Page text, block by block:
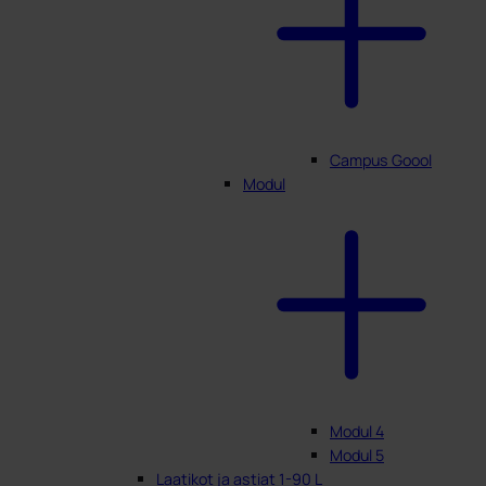
Campus Goool
Modul
Modul 4
Modul 5
Laatikot ja astiat 1-90 L